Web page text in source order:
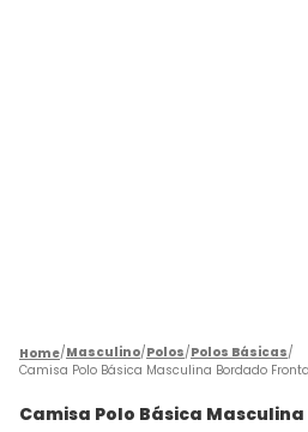
Masculino Polos Polos Básicas
Camisa Polo Básica Masculina Bordado
Camisa Polo Básica